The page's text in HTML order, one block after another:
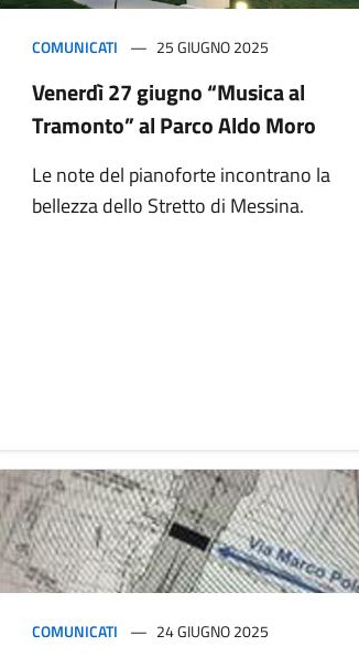
COMUNICATI 25 GIUGNO 2025
Venerdì 27 giugno “Musica al
Tramonto” al Parco Aldo Moro
Le note del pianoforte incontrano la
bellezza dello Stretto di Messina.
COMUNICATI 24 GIUGNO 2025